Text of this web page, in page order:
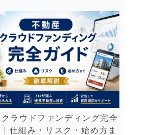
ラウドファンディング完全
| 仕組み・リスク・始め方ま